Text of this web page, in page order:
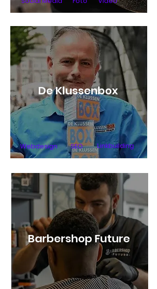
De Klussenbox
Webdesign SEO Linkbuilding
Barbershop Future